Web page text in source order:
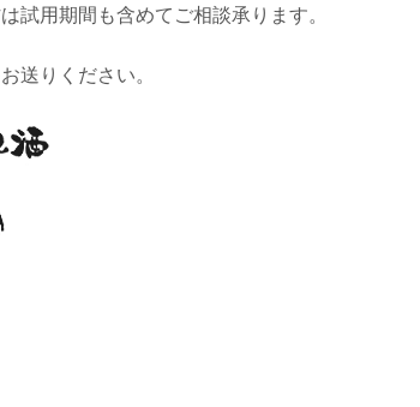
試用期間も含めてご相談承ります。
送りください。